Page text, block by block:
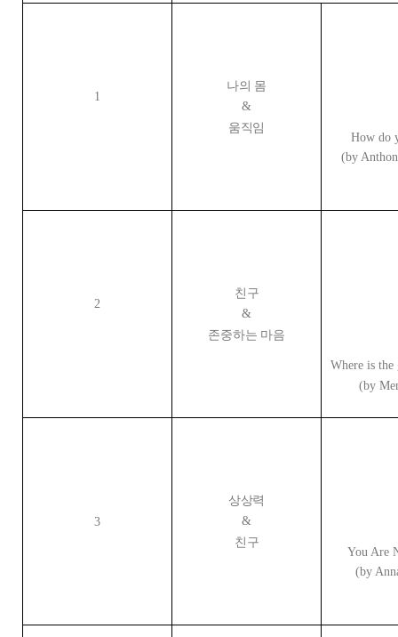
1
나의 몸
&
움직임
How do
(by
2
친구
&
존중하는 마음
Where is the
(by
3
상상력
&
친구
You Are
(by